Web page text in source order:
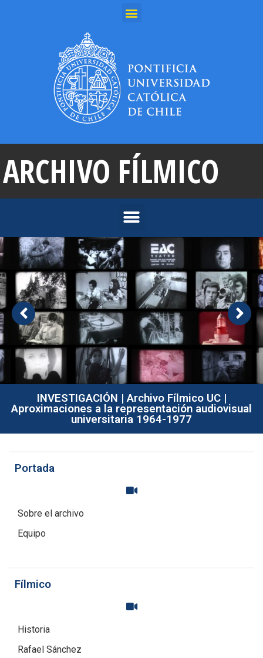
ARCHIVO FÍLMICO
INVESTIGACIÓN | Archivo Fílmico UC |
Aproximaciones a la representación audiovisual
universitaria 1964-1977
Portada
Sobre el archivo
Equipo
Fílmico
Historia
Rafael Sánchez